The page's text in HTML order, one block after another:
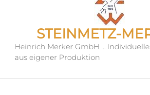
STEINMETZ-
Heinrich Merker GmbH …
aus eigener Produktion